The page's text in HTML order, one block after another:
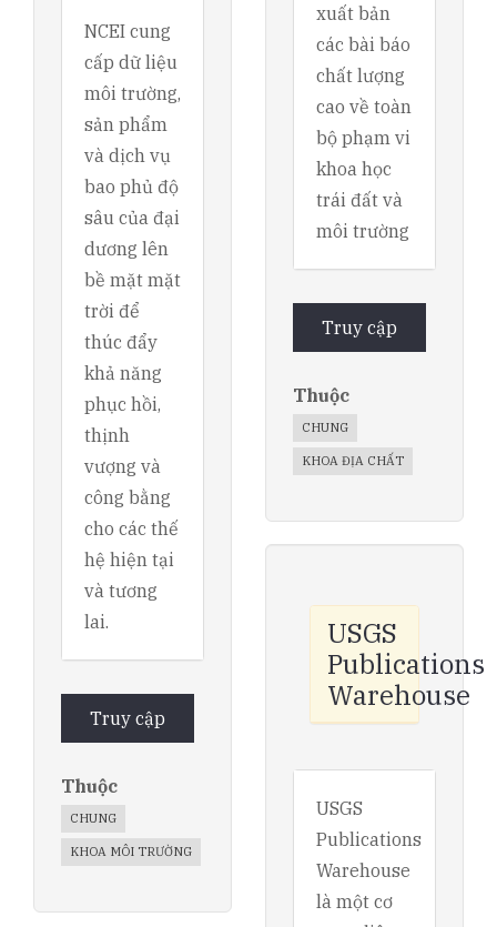
NCEI cung
cấp dữ liệu
môi trường,
sản phẩm
và dịch vụ
bao phủ độ
sâu của đại
dương lên
bề mặt mặt
trời để
thúc đẩy
khả năng
phục hồi,
thịnh
vượng và
công bằng
cho các thế
hệ hiện tại
và tương
lai.
Truy cập
Thuộc
CHUNG
KHOA MÔI TRƯỜNG
xuất bản
các bài báo
chất lượng
cao về toàn
bộ phạm vi
khoa học
trái đất và
môi trường
Truy cập
Thuộc
CHUNG
KHOA ĐỊA CHẤT
USGS
Publications
Warehouse
USGS
Publications
Warehouse
là một cơ